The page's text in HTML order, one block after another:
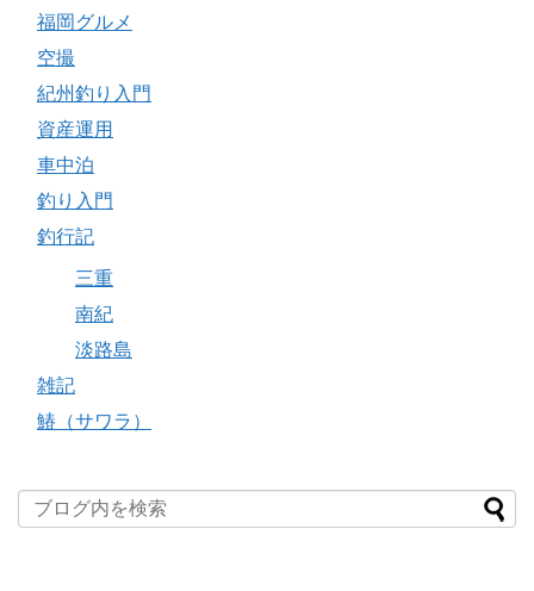
福岡グルメ
空撮
紀州釣り入門
資産運用
車中泊
釣り入門
釣行記
三重
南紀
淡路島
雑記
鰆（サワラ）